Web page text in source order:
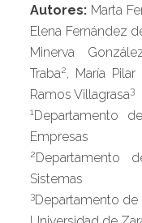
Autores: Marta
Elena Fernández
Minerva
Traba2, María
Ramos Villagrasa3
1Departamento
Empresas
2Departamento
Sistemas
3Departamento